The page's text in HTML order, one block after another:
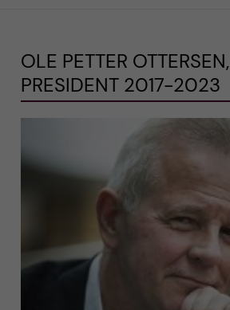
OLE PETTER OTTERSEN,
PRESIDENT 2017-2023